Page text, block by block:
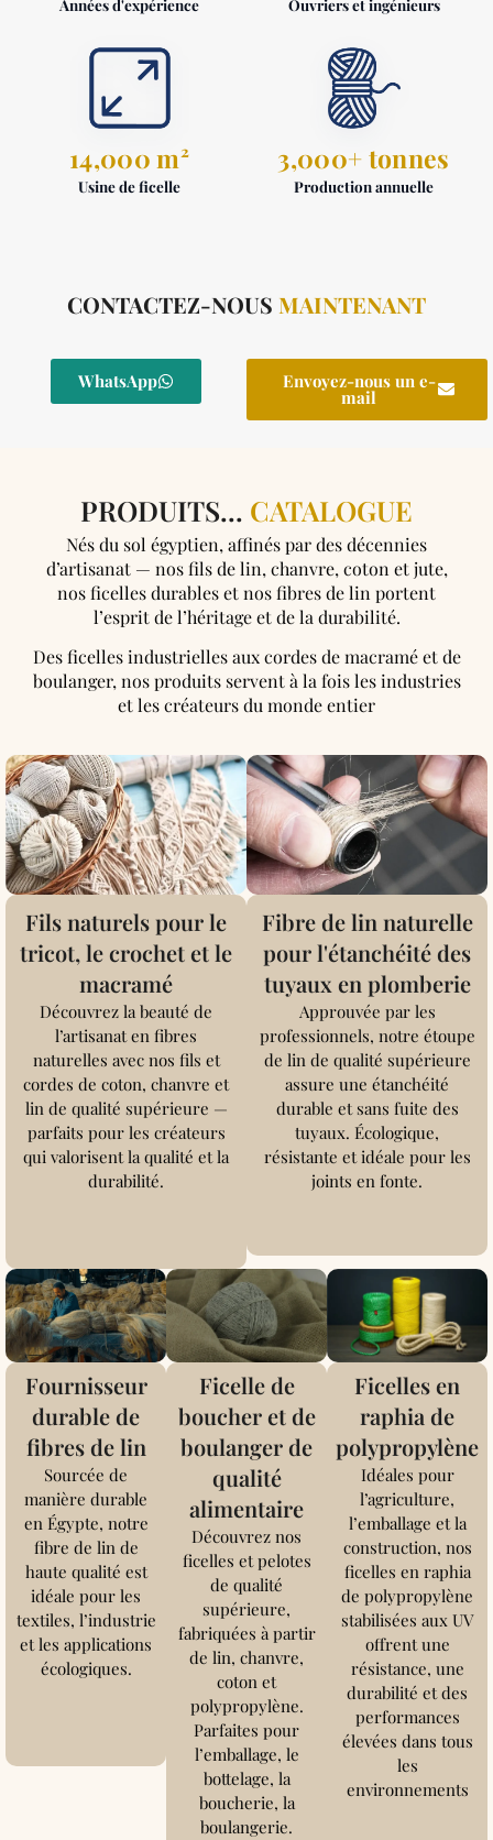
Années d'expérience Ouvriers et ingénieurs
14,000 m²
Usine de ficelle
3,000+ tonnes
Production annuelle
CONTACTEZ-NOUS MAINTENANT
WhatsApp Envoyez-nous un e-
mail
PRODUITS... CATALOGUE
Nés du sol égyptien, affinés par des décennies
d’artisanat — nos fils de lin, chanvre, coton et jute,
nos ficelles durables et nos fibres de lin portent
l’esprit de l’héritage et de la durabilité.
Des ficelles industrielles aux cordes de macramé et de
boulanger, nos produits servent à la fois les industries
et les créateurs du monde entier
Fils naturels pour le
tricot, le crochet et le
macramé
Découvrez la beauté de
l’artisanat en fibres
naturelles avec nos fils et
cordes de coton, chanvre et
lin de qualité supérieure —
parfaits pour les créateurs
qui valorisent la qualité et la
durabilité.
Fibre de lin naturelle
pour l'étanchéité des
tuyaux en plomberie
Approuvée par les
professionnels, notre étoupe
de lin de qualité supérieure
assure une étanchéité
durable et sans fuite des
tuyaux. Écologique,
résistante et idéale pour les
joints en fonte.
Fournisseur
durable de
fibres de lin
Sourcée de
manière durable
en Égypte, notre
fibre de lin de
haute qualité est
idéale pour les
textiles, l’industrie
et les applications
écologiques.
Ficelle de
boucher et de
boulanger de
qualité
alimentaire
Découvrez nos
ficelles et pelotes
de qualité
supérieure,
fabriquées à partir
de lin, chanvre,
coton et
polypropylène.
Parfaites pour
l’emballage, le
bottelage, la
boucherie, la
boulangerie.
Ficelles en
raphia de
polypropylène
Idéales pour
l’agriculture,
l’emballage et la
construction, nos
ficelles en raphia
de polypropylène
stabilisées aux UV
offrent une
résistance, une
durabilité et des
performances
élevées dans tous
les
environnements